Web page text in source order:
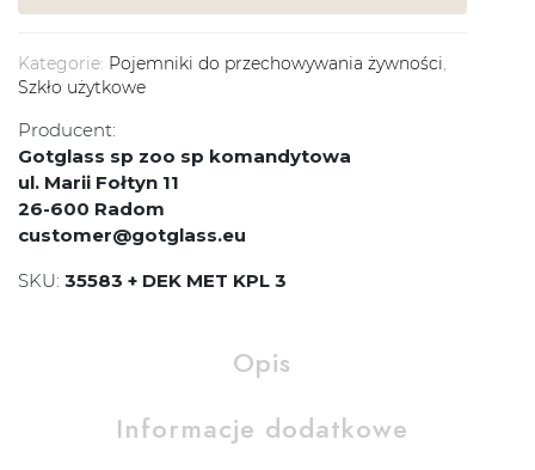
Kategorie: Pojemniki do przechowywania żywności,
Szkło użytkowe
Producent:
Gotglass sp zoo sp komandytowa
ul. Marii Fołtyn 11
26-600 Radom
customer@gotglass.eu
SKU: 35583 + DEK MET KPL 3
Opis
Informacje dodatkowe